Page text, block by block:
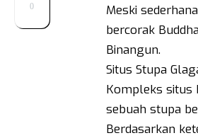
0
Meski
bercorak
Binangun.
Situs Stupa
Kompleks situs
sebuah stupa
Berdasarkan